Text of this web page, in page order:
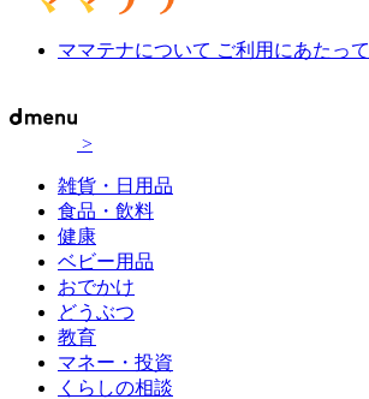
ママテナについて ご利用にあたって
>
雑貨・日用品
食品・飲料
健康
ベビー用品
おでかけ
どうぶつ
教育
マネー・投資
くらしの相談